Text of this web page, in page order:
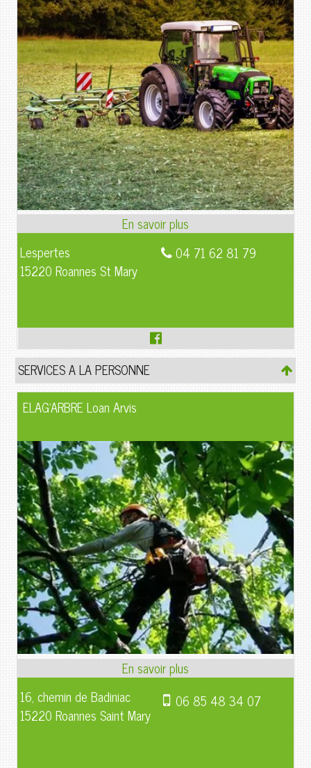
Lespertes
15220 Roannes St Mary
04 71 62 81 79
SERVICES A LA PERSONNE
ELAG'ARBRE Loan Arvis
16, chemin de Badiniac
15220 Roannes Saint Mary
06 85 48 34 07